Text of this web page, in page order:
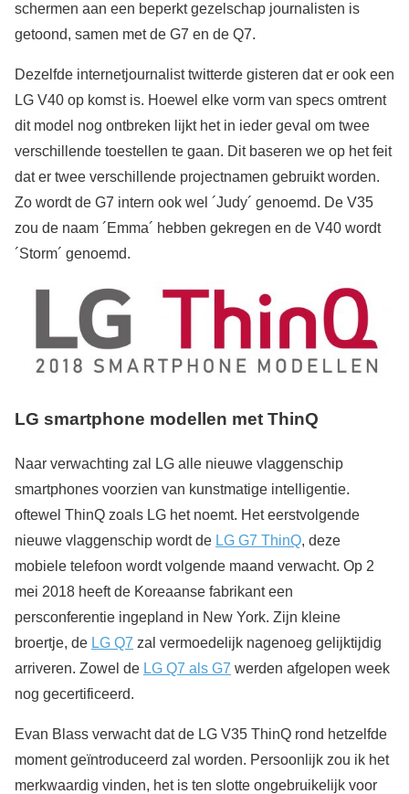
schermen aan een beperkt gezelschap journalisten is
getoond, samen met de G7 en de Q7.
Dezelfde internetjournalist twitterde gisteren dat er ook een
LG V40 op komst is. Hoewel elke vorm van specs omtrent
dit model nog ontbreken lijkt het in ieder geval om twee
verschillende toestellen te gaan. Dit baseren we op het feit
dat er twee verschillende projectnamen gebruikt worden.
Zo wordt de G7 intern ook wel ´Judy´ genoemd. De V35
zou de naam ´Emma´ hebben gekregen en de V40 wordt
´Storm´ genoemd.
LG smartphone modellen met ThinQ
Naar verwachting zal LG alle nieuwe vlaggenschip
smartphones voorzien van kunstmatige intelligentie.
oftewel ThinQ zoals LG het noemt. Het eerstvolgende
nieuwe vlaggenschip wordt de LG G7 ThinQ, deze
mobiele telefoon wordt volgende maand verwacht. Op 2
mei 2018 heeft de Koreaanse fabrikant een
persconferentie ingepland in New York. Zijn kleine
broertje, de LG Q7 zal vermoedelijk nagenoeg gelijktijdig
arriveren. Zowel de LG Q7 als G7 werden afgelopen week
nog gecertificeerd.
Evan Blass verwacht dat de LG V35 ThinQ rond hetzelfde
moment geïntroduceerd zal worden. Persoonlijk zou ik het
merkwaardig vinden, het is ten slotte ongebruikelijk voor